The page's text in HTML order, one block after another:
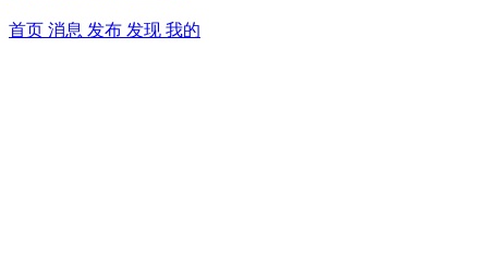
首页 消息 发布 发现 我的